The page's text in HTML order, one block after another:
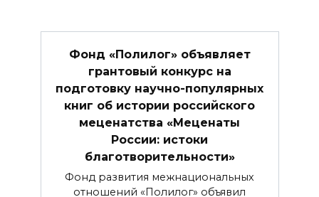
Фонд «Полилог» объявляет
грантовый конкурс на
подготовку научно-популярных
книг об истории российского
меценатства «Меценаты
России: истоки
благотворительности»
Фонд развития межнациональных
отношений «Полилог» объявил